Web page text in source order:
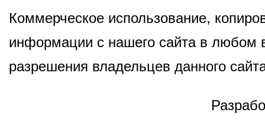
Коммерческое использование,
информации с нашего сайта в любом
разрешения владельцев данного